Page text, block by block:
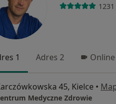
1 Adres 2 Online
45, Kielce •
Medyczne Zdrowie